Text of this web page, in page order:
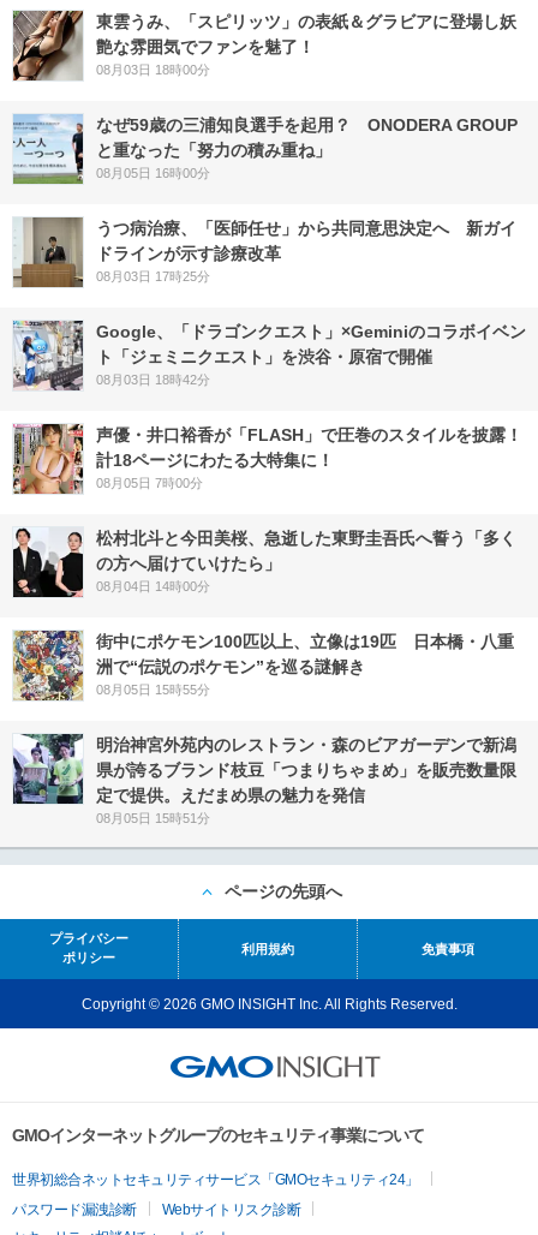
東雲うみ、「スピリッツ」の表紙＆グラビアに登場し妖
艶な雰囲気でファンを魅了！
08月03日 18時00分
なぜ59歳の三浦知良選手を起用？ ONODERA GROUP
と重なった「努力の積み重ね」
08月05日 16時00分
うつ病治療、「医師任せ」から共同意思決定へ 新ガイ
ドラインが示す診療改革
08月03日 17時25分
Google、「ドラゴンクエスト」×Geminiのコラボイベン
ト「ジェミニクエスト」を渋谷・原宿で開催
08月03日 18時42分
声優・井口裕香が「FLASH」で圧巻のスタイルを披露！
計18ページにわたる大特集に！
08月05日 7時00分
松村北斗と今田美桜、急逝した東野圭吾氏へ誓う「多く
の方へ届けていけたら」
08月04日 14時00分
街中にポケモン100匹以上、立像は19匹 日本橋・八重
洲で“伝説のポケモン”を巡る謎解き
08月05日 15時55分
明治神宮外苑内のレストラン・森のビアガーデンで新潟
県が誇るブランド枝豆「つまりちゃまめ」を販売数量限
定で提供。えだまめ県の魅力を発信
08月05日 15時51分
ページの先頭へ
プライバシー
ポリシー
利用規約 免責事項
Copyright © 2026 GMO INSIGHT Inc. All Rights Reserved.
GMOインターネットグループのセキュリティ事業について
世界初総合ネットセキュリティサービス「GMOセキュリティ24」
パスワード漏洩診断
Webサイトリスク診断